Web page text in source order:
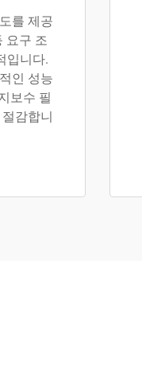
를 제공
요구 조
입니다.
인 성능
보수 필
감합니